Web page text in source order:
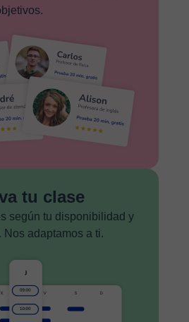
tu clase
según tu disponibilidad y
Nos adaptamos a ti.